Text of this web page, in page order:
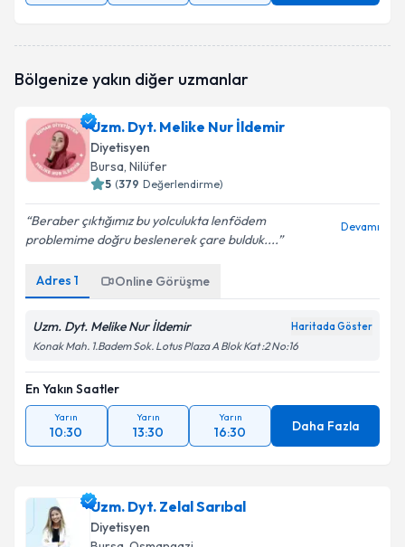
Bölgenize yakın diğer uzmanlar
Uzm. Dyt. Melike Nur İldemir
Diyetisyen
Bursa, Nilüfer
5 (379 Değerlendirme)
Beraber çıktığımız bu yolculukta lenfödem
problemime doğru beslenerek çare bulduk....
Devamı
Adres 1 Online Görüşme
Uzm. Dyt. Melike Nur İldemir Haritada Göster
Konak Mah. 1.Badem Sok. Lotus Plaza A Blok Kat :2 No:16
En Yakın Saatler
Yarın
10:30
Yarın
13:30
Yarın
16:30 Daha Fazla
Uzm. Dyt. Zelal Sarıbal
Diyetisyen